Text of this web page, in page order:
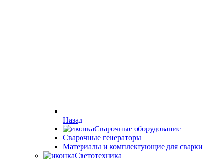
Назад
Сварочные оборудование
Cварочные генераторы
Материалы и комплектующие для сварки
Светотехника